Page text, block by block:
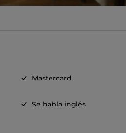
Mastercard
Se habla inglés